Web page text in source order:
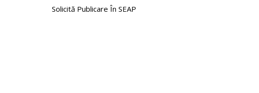
Solicită Publicare În SEAP